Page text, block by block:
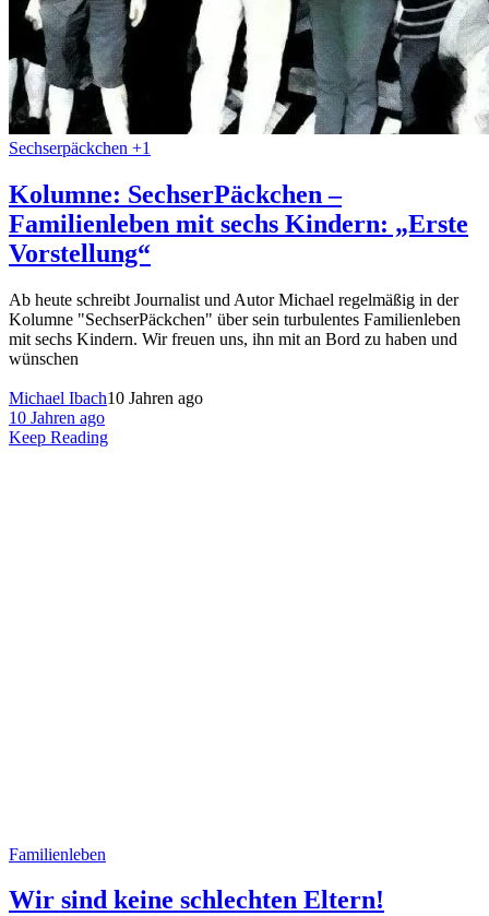
Sechserpäckchen +1
Kolumne: SechserPäckchen –
Familienleben mit sechs Kindern: „Erste
Vorstellung“
Ab heute schreibt Journalist und Autor Michael regelmäßig in der
Kolumne "SechserPäckchen" über sein turbulentes Familienleben
mit sechs Kindern. Wir freuen uns, ihn mit an Bord zu haben und
wünschen
Michael Ibach10 Jahren ago
10 Jahren ago
Keep Reading
Familienleben
Wir sind keine schlechten Eltern!